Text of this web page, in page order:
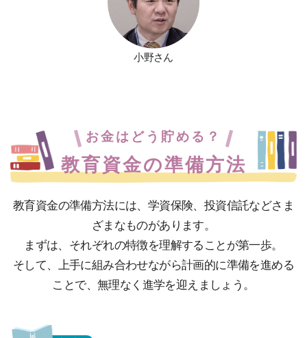
小野さん
お金はどう貯める？
教育資金の準備方法
教育資金の準備方法には、学資保険、投資信託などさま
ざまなものがあります。
まずは、それぞれの特徴を理解することが第一歩。
そして、上手に組み合わせながら計画的に準備を進める
ことで、無理なく進学を迎えましょう。